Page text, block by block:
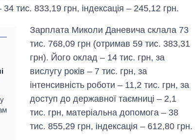
тис. 833,19 грн, індексація – 245,12 грн.
Зарплата Миколи Даневича склала 73
тис. 768,09 грн (отримав 59 тис. 383,31
грн). Його оклад – 14 тис. грн, за
вислугу років – 7 тис. грн, за
інтенсивність роботи – 11,2 тис. грн, за
доступ до державної таємниці – 2,1
тис. грн, матеріальна допомога – 38
тис. 855,29 грн, індексація – 612,80 грн.
Дефіцит пам’яті:
як зріс попит на
чипи за останні
роки і що
прогнозують на
2027-й